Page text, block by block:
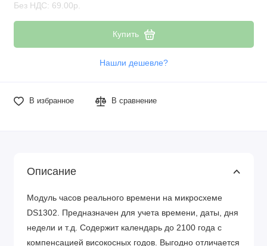
Без НДС: 69.00р.
Купить
Нашли дешевле?
В избранное В сравнение
Описание
Модуль часов реального времени на микросхеме
DS1302. Предназначен для учета времени, даты, дня
недели и т.д. Содержит календарь до 2100 года с
компенсацией високосных годов. Выгодно отличается